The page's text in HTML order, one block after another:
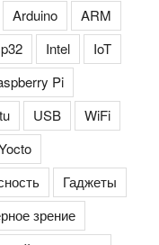
Arduino
ARM
Intel
IoT
Pi
USB
WiFi
Гаджеты
зрение